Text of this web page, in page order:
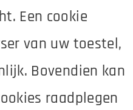
Een cookie
van uw toestel,
Bovendien kan
raadplegen